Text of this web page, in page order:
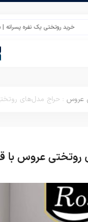
خرید روتختی یک نفره پسرانه | مرکز
عروس : حراج مدل‌های
روتختی عروس با